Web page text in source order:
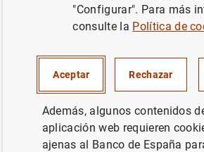
Impreso (90KB)
"Configurar". Para más
consulte la Política de
Aceptar Rechazar
Además, algunos contenidos
aplicación web requieren
ajenas al Banco de España